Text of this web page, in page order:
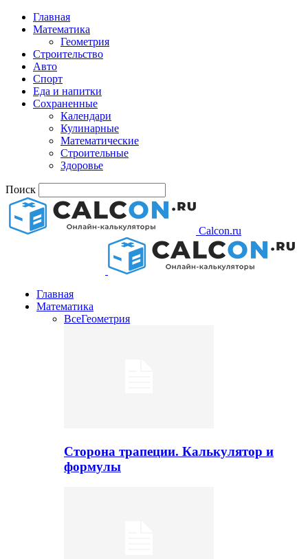
Главная
Математика
Геометрия
Строительство
Авто
Спорт
Еда и напитки
Сохраненные
Календари
Кулинарные
Математические
Строительные
Здоровье
Поиск
Calcon.ru
Главная
Математика
ВсеГеометрия
Сторона трапеции. Калькулятор и
формулы